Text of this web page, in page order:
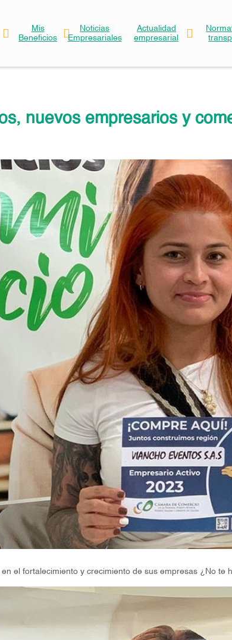
Mis
Beneficios
Noticias
Empresariales
Actualidad
empresarial
nuevos empresarios y
el fortalecimiento y crecimiento de sus empresas ¿No te